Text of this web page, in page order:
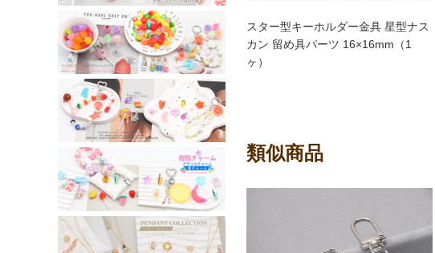
スター型キーホルダー金具 星型ナス
カン 留め具パーツ 16×16mm（1
ヶ）
類似商品